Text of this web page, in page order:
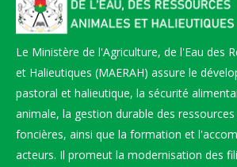
Le Ministère de l'Agriculture, de l'Eau des
et Halieutiques (MAERAH) assure le
pastoral et halieutique, la sécurité
animale, la gestion durable des
foncières, ainsi que la formation et
acteurs. Il promeut la modernisation des